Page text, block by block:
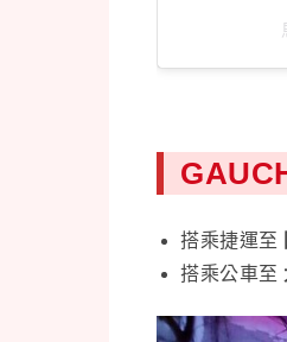
搭乘捷運至
搭乘公車至